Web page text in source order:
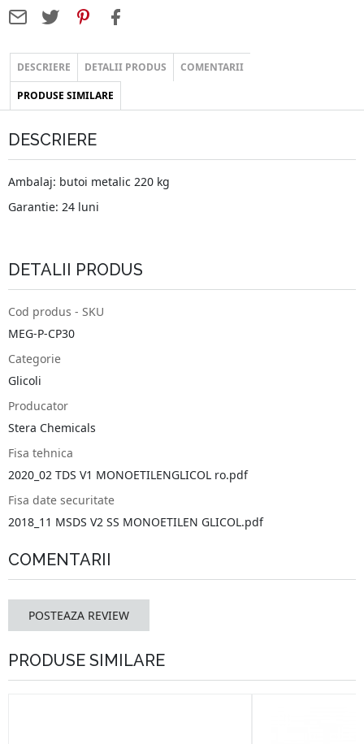
DESCRIERE DETALII PRODUS COMENTARII
PRODUSE SIMILARE
DESCRIERE
Ambalaj: butoi metalic 220 kg
Garantie: 24 luni
DETALII PRODUS
Cod produs - SKU
MEG-P-CP30
Categorie
Glicoli
Producator
Stera Chemicals
Fisa tehnica
2020_02 TDS V1 MONOETILENGLICOL ro.pdf
Fisa date securitate
2018_11 MSDS V2 SS MONOETILEN GLICOL.pdf
COMENTARII
POSTEAZA REVIEW
PRODUSE SIMILARE